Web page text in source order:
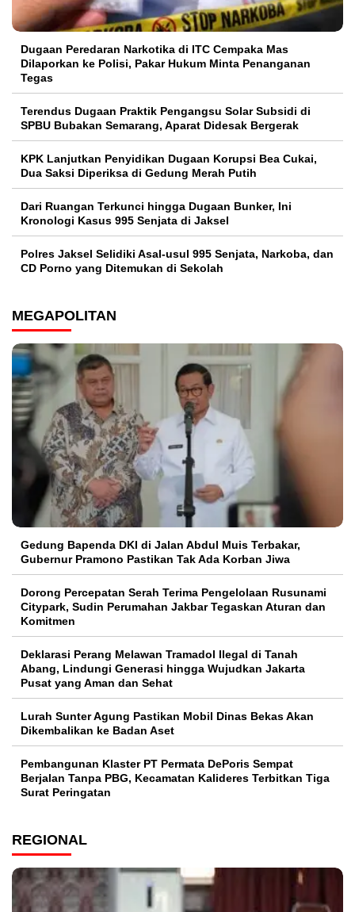
Dugaan Peredaran Narkotika di ITC Cempaka Mas
Dilaporkan ke Polisi, Pakar Hukum Minta Penanganan
Tegas
Terendus Dugaan Praktik Pengangsu Solar Subsidi di
SPBU Bubakan Semarang, Aparat Didesak Bergerak
KPK Lanjutkan Penyidikan Dugaan Korupsi Bea Cukai,
Dua Saksi Diperiksa di Gedung Merah Putih
Dari Ruangan Terkunci hingga Dugaan Bunker, Ini
Kronologi Kasus 995 Senjata di Jaksel
Polres Jaksel Selidiki Asal-usul 995 Senjata, Narkoba, dan
CD Porno yang Ditemukan di Sekolah
MEGAPOLITAN
Gedung Bapenda DKI di Jalan Abdul Muis Terbakar,
Gubernur Pramono Pastikan Tak Ada Korban Jiwa
Dorong Percepatan Serah Terima Pengelolaan Rusunami
Citypark, Sudin Perumahan Jakbar Tegaskan Aturan dan
Komitmen
Deklarasi Perang Melawan Tramadol Ilegal di Tanah
Abang, Lindungi Generasi hingga Wujudkan Jakarta
Pusat yang Aman dan Sehat
Lurah Sunter Agung Pastikan Mobil Dinas Bekas Akan
Dikembalikan ke Badan Aset
Pembangunan Klaster PT Permata DePoris Sempat
Berjalan Tanpa PBG, Kecamatan Kalideres Terbitkan Tiga
Surat Peringatan
REGIONAL